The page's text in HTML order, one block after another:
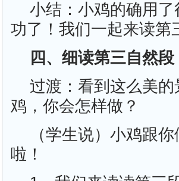
小结：小鸡的确用
功了！我们一起来读第
四、细读第三自然段
过渡：看到这么美
鸡，你会怎样做？
（学生说）小鸡跟
啦！